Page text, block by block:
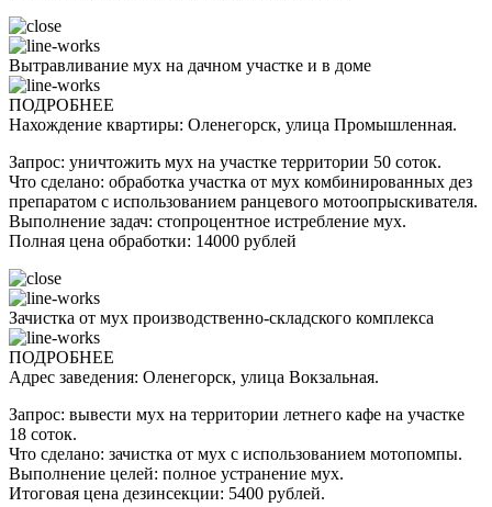
Вытравливание мух на дачном участке и в доме
ПОДРОБНЕЕ
Нахождение квартиры: Оленегорск, улица Промышленная.
Запрос: уничтожить мух на участке территории 50 соток.
Что сделано: обработка участка от мух комбинированных дез
препаратом с использованием ранцевого мотоопрыскивателя.
Выполнение задач: стопроцентное истребление мух.
Полная цена обработки: 14000 рублей
Зачистка от мух производственно-складского комплекса
ПОДРОБНЕЕ
Адрес заведения: Оленегорск, улица Вокзальная.
Запрос: вывести мух на территории летнего кафе на участке
18 соток.
Что сделано: зачистка от мух с использованием мотопомпы.
Выполнение целей: полное устранение мух.
Итоговая цена дезинсекции: 5400 рублей.